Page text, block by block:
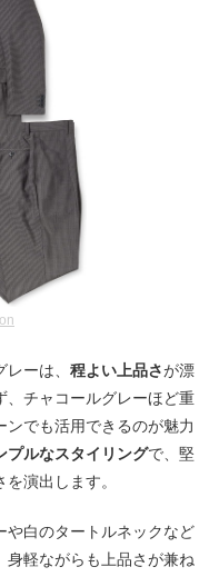
ーは、 程よい上品さが漂
、チャコールグレーほど重
でも活用できるのが魅力
プルなスタイリングで、堅
演出します。
や白のタートルネックなど
身軽ながらも上品さが兼ね